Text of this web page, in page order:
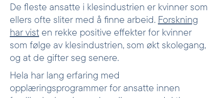
De fleste ansatte i klesindustrien er kvinner som
ellers ofte sliter med å finne arbeid. Forskning
har vist en rekke positive effekter for kvinner
som følge av klesindustrien, som økt skolegang,
og at de gifter seg senere.
Hela har lang erfaring med
opplæringsprogrammer for ansatte innen